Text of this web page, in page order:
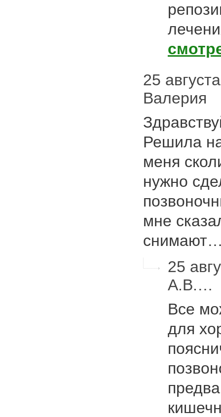
25
Валерия
Решила
меня
нужно
мне
25
А.В.…
Все
для